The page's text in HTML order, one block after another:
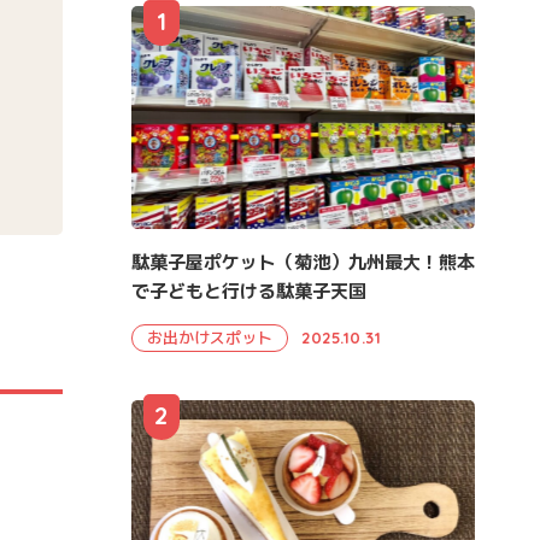
駄菓子屋ポケット（菊池）九州最大！熊本
で子どもと行ける駄菓子天国
お出かけスポット 2025.10.31
1
2